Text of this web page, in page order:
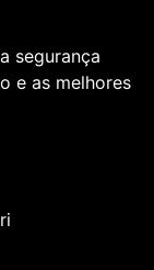
segurança
e as melhores